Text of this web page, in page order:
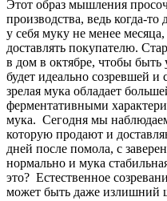
Этот образ мышления
производства, ведь когда-
у себя муку не менее
доставлять покупателю.
в дом в октябре, чтобы
будет идеально созревшей и
зрелая мука обладает
ферментативными
мука. Сегодня мы
которую продают и
дней после помола, с
нормально и мука
это? Естественное
может быть даже излишний